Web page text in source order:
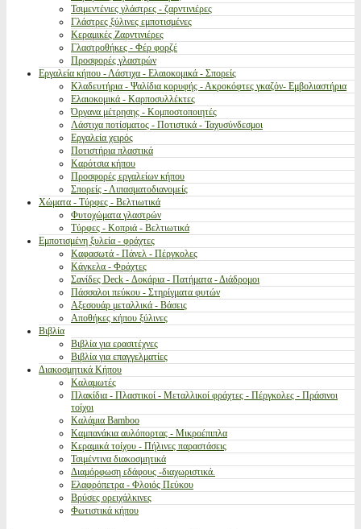
Τσιμεντένιες γλάστρες - ζαρντινιέρες
Γλάστρες ξύλινες εμποτισμένες
Κεραμικές Ζαρντινιέρες
Γλαστροθήκες - Φέρ φορζέ
Προσφορές γλαστρών
Εργαλεία κήπου - Λάστιχα - Ελαιοκομικά - Σπορείς
Κλαδευτήρια - Ψαλίδια κορυφής - Ακροκόφτες γκαζόν- Εμβολιαστήρια
Ελαιοκομικά - Καρποσυλλέκτες
Όργανα μέτρησης - Κομποστοποιητές
Λάστιχα ποτίσματος - Ποτιστικά - Ταχυσύνδεσμοι
Εργαλεία χειρός
Ποτιστήρια πλαστικά
Καρότσια κήπου
Προσφορές εργαλείων κήπου
Σπορείς - Λιπασματοδιανομείς
Χώματα - Τύρφες - Βελτιωτικά
Φυτοχώματα γλαστρών
Τύρφες - Κοπριά - Βελτιωτικά
Εμποτισμένη ξυλεία - φράχτες
Καφασωτά - Πάνελ - Πέργκολες
Κάγκελα - Φράχτες
Σανίδες Deck - Δοκάρια - Πατήματα - Διάδρομοι
Πάσσαλοι πεύκου - Στηρίγματα φυτών
Αξεσουάρ μεταλλικά - Βάσεις
Αποθήκες κήπου ξύλινες
Βιβλία
Βιβλία για ερασιτέχνες
Βιβλία για επαγγελματίες
Διακοσμητικά Κήπου
Καλαμωτές
Πλακίδια - Πλαστικοί - Μεταλλικοί φράχτες - Πέργκολες - Πράσινοι
τοίχοι
Καλάμια Bamboo
Καμπανάκια αυλόπορτας - Μικροέπιπλα
Κεραμικά τοίχου - Πήλινες παραστάσεις
Τσιμέντινα διακοσμητικά
Διαμόρφωση εδάφους -διαχωριστικά.
Ελαφρόπετρα - Φλοιός Πεύκου
Βρύσες ορειχάλκινες
Φωτιστικά κήπου